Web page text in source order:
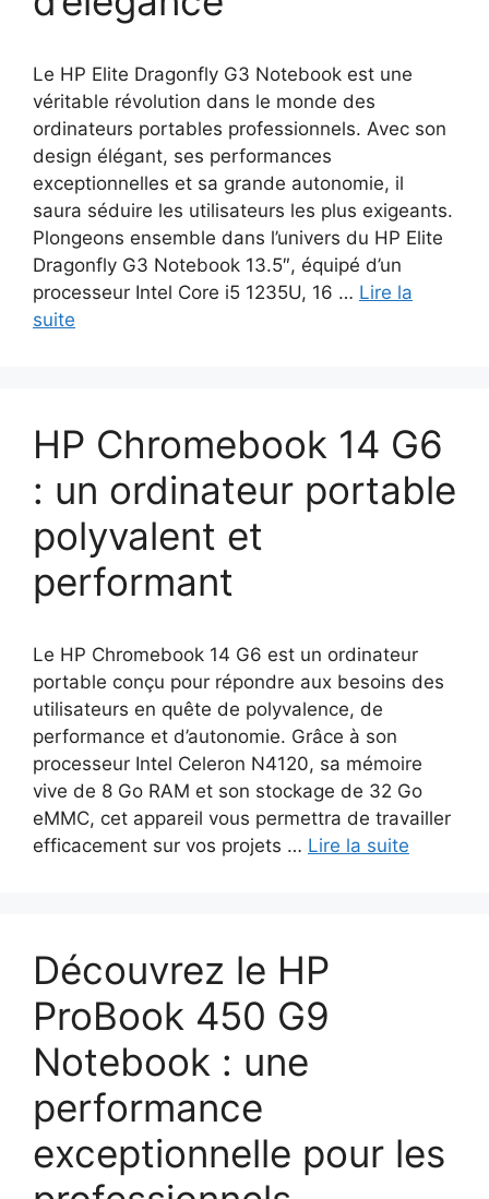
Le HP Elite Dragonfly G3 Notebook est une
véritable révolution dans le monde des
ordinateurs portables professionnels. Avec son
design élégant, ses performances
exceptionnelles et sa grande autonomie, il
saura séduire les utilisateurs les plus exigeants.
Plongeons ensemble dans l’univers du HP Elite
Dragonfly G3 Notebook 13.5″, équipé d’un
processeur Intel Core i5 1235U, 16 … Lire la
suite
HP Chromebook 14 G6
: un ordinateur portable
polyvalent et
performant
Le HP Chromebook 14 G6 est un ordinateur
portable conçu pour répondre aux besoins des
utilisateurs en quête de polyvalence, de
performance et d’autonomie. Grâce à son
processeur Intel Celeron N4120, sa mémoire
vive de 8 Go RAM et son stockage de 32 Go
eMMC, cet appareil vous permettra de travailler
efficacement sur vos projets … Lire la suite
Découvrez le HP
ProBook 450 G9
Notebook : une
performance
exceptionnelle pour les